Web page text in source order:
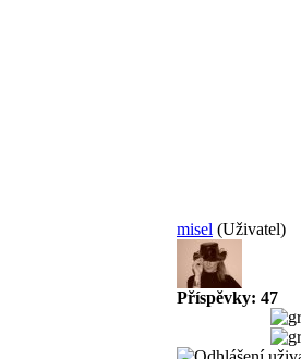
misel (Uživatel)
Příspěvky: 47